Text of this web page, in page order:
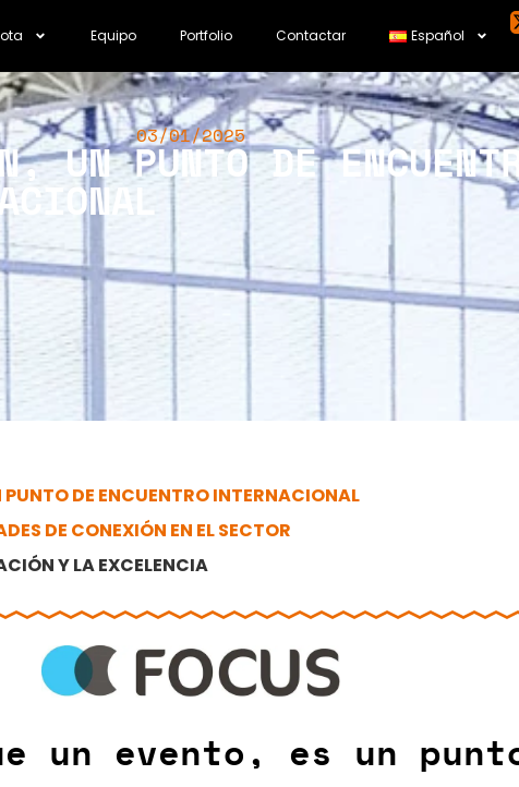
Equipo Portfolio Contactar Español
03/01/2025
UN PUNTO DE
DE ENCUENTRO INTERNACIONAL
DE CONEXIÓN EN EL SECTOR
Y LA EXCELENCIA
un evento, es un